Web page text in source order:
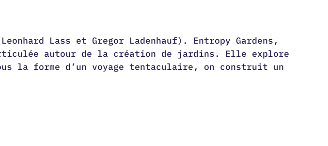
Lass et Gregor Ladenhauf). Entropy Gardens,
autour de la création de jardins. Elle explore
la forme d’un voyage tentaculaire, on construit un